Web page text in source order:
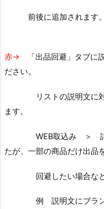
前後に追加されます。
赤→ 「出品回避」タブに
ださい。
リストの説明文に対し
ます。
WEB取込み ＞ 詳細
たが、一部の商品だけ出品
回避したい場合などで
例 説明文にブランド